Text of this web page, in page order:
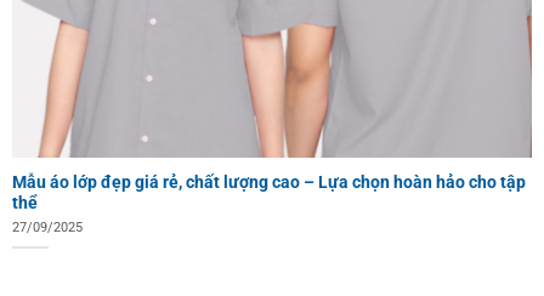
Mẫu áo lớp đẹp giá rẻ, chất lượng cao – Lựa chọn hoàn hảo cho tập
thể
27/09/2025